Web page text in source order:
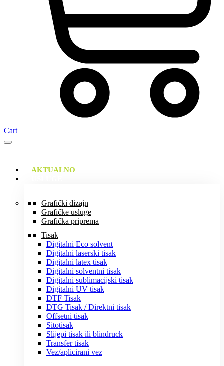
Cart
AKTUALNO
Grafički dizajn
Grafičke usluge
Grafička priprema
Tisak
Digitalni Eco solvent
Digitalni laserski tisak
Digitalni latex tisak
Digitalni solventni tisak
Digitalni sublimacijski tisak
Digitalni UV tisak
DTF Tisak
DTG Tisak / Direktni tisak
Offsetni tisak
Sitotisak
Slijepi tisak ili blindruck
Transfer tisak
Vez/aplicirani vez